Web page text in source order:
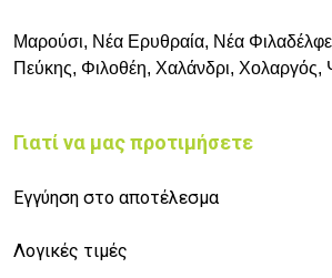
Μαρούσι, Νέα Ερυθραία, Νέα
Πεύκης, Φιλοθέη, Χαλάνδρι, Χολαργός,
Γιατί να μας προτιμήσετε
Εγγύηση στο αποτέλεσμα
Λογικές τιμές